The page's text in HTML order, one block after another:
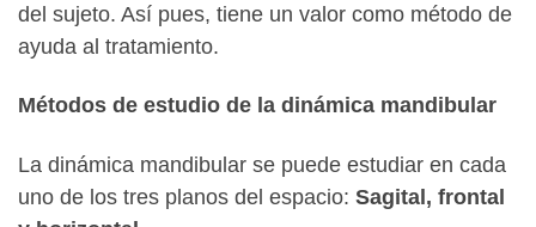
del sujeto. Así pues, tiene un valor como método de
ayuda al tratamiento.
Métodos de estudio de la dinámica mandibular
La dinámica mandibular se puede estudiar en cada
uno de los tres planos del espacio: Sagital, frontal